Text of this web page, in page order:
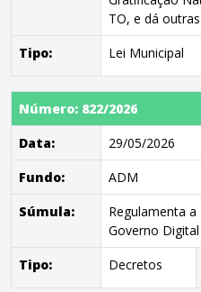
TO, e dá
Tipo:
Lei Municipal
Número: 822/2026
Data:
29/05/2026
Fundo:
ADM
Súmula:
Regulamenta a
Governo Digital
Tipo:
Decretos